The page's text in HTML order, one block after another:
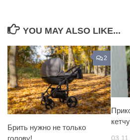
YOU MAY ALSO LIKE...
2
Брить нужно не только